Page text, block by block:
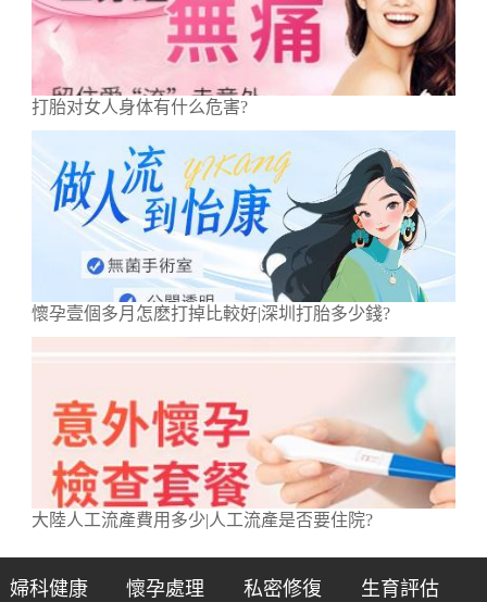
打胎对女人身体有什么危害?
懷孕壹個多月怎麽打掉比較好|深圳打胎多少錢?
大陸人工流產費用多少|人工流產是否要住院?
婦科健康 懷孕處理 私密修復 生育評估